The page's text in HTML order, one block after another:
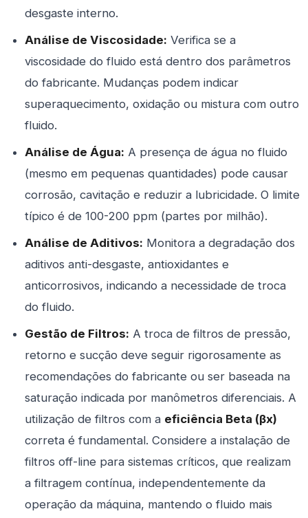
desgaste interno.
Análise de Viscosidade: Verifica se a
viscosidade do fluido está dentro dos parâmetros
do fabricante. Mudanças podem indicar
superaquecimento, oxidação ou mistura com outro
fluido.
Análise de Água: A presença de água no fluido
(mesmo em pequenas quantidades) pode causar
corrosão, cavitação e reduzir a lubricidade. O limite
típico é de 100-200 ppm (partes por milhão).
Análise de Aditivos: Monitora a degradação dos
aditivos anti-desgaste, antioxidantes e
anticorrosivos, indicando a necessidade de troca
do fluido.
Gestão de Filtros: A troca de filtros de pressão,
retorno e sucção deve seguir rigorosamente as
recomendações do fabricante ou ser baseada na
saturação indicada por manômetros diferenciais. A
utilização de filtros com a eficiência Beta (βx)
correta é fundamental. Considere a instalação de
filtros off-line para sistemas críticos, que realizam
a filtragem contínua, independentemente da
operação da máquina, mantendo o fluido mais